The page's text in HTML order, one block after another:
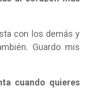
con los demás y
Guardo mis
cuando quieres